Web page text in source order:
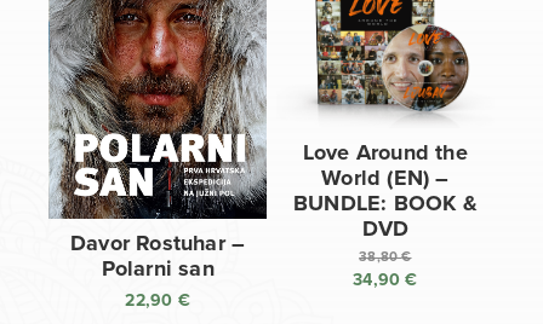
Davor Rostuhar –
Polarni san
22,90 €
Love Around the
World (EN) –
BUNDLE: BOOK &
DVD
38,80€
Izvorna
34,90€